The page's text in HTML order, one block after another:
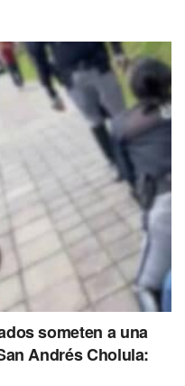
someten a una
Andrés Cholula: